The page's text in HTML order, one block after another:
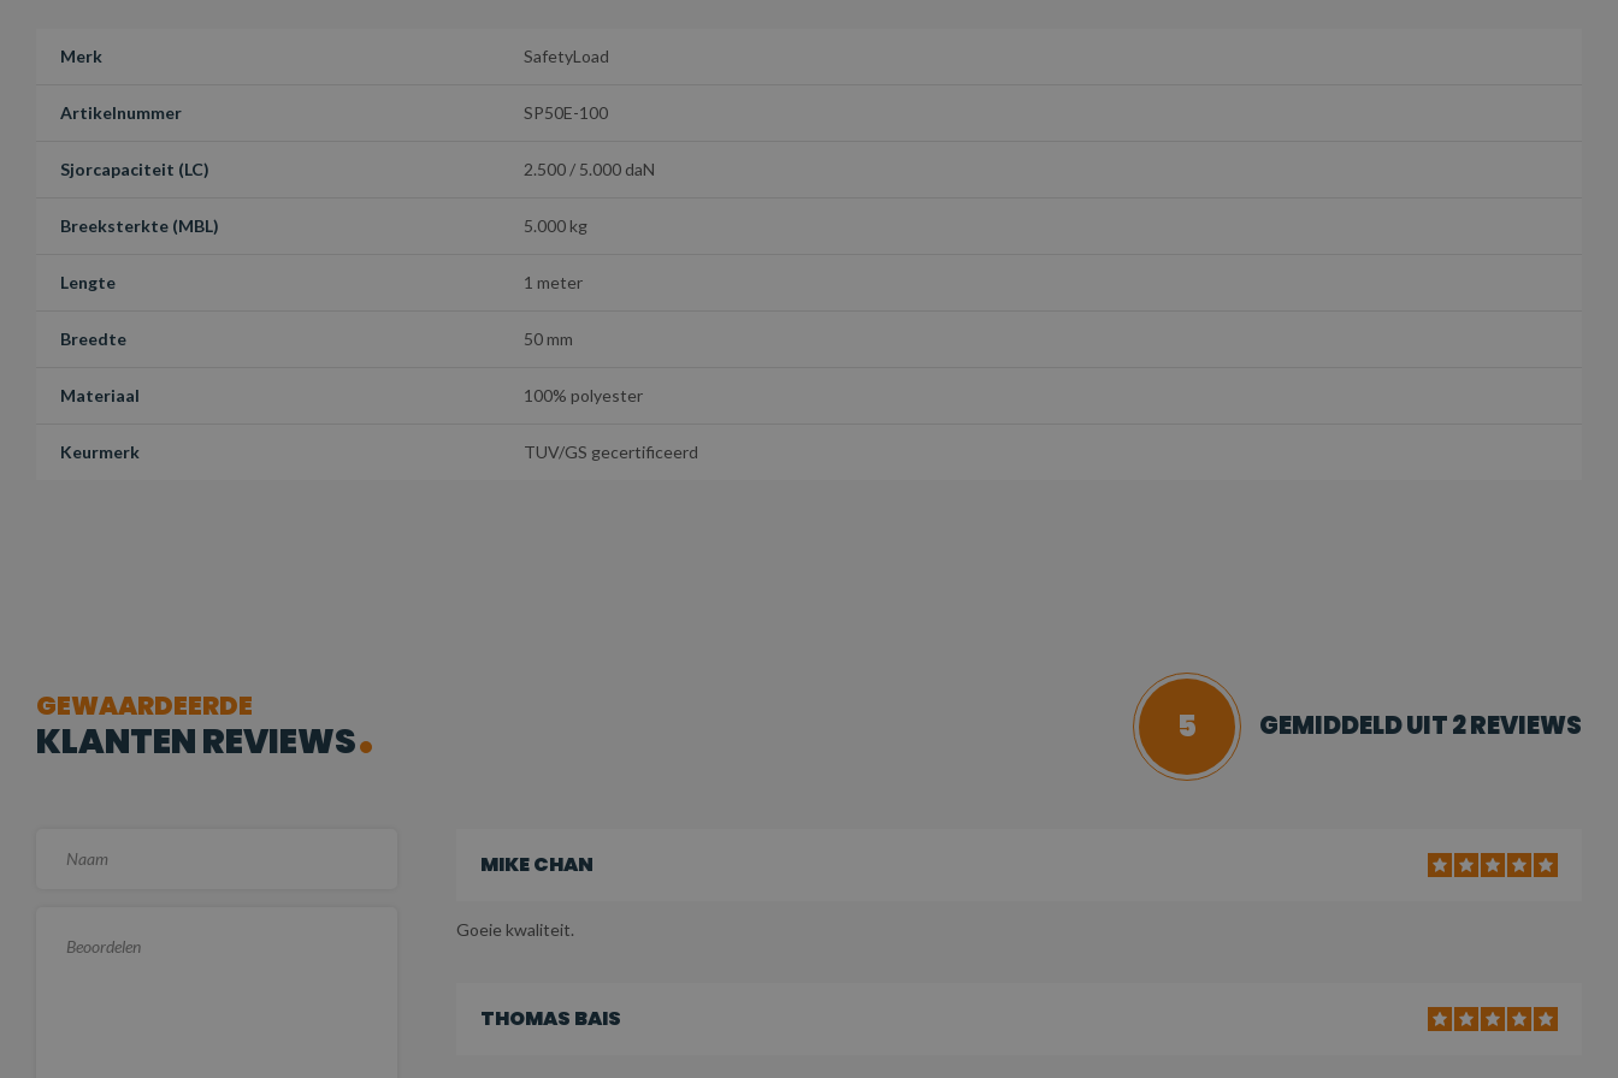
Merk SafetyLoad
Artikelnummer SP50E-100
Sjorcapaciteit (LC) 2.500 / 5.000 daN
Breeksterkte (MBL) 5.000 kg
Lengte 1 meter
Breedte 50 mm
Materiaal 100% polyester
Keurmerk TUV/GS gecertificeerd
GEWAARDEERDE
KLANTEN REVIEWS 5 GEMIDDELD UIT 2 REVIEWS
MIKE CHAN
Goeie kwaliteit.
THOMAS BAIS